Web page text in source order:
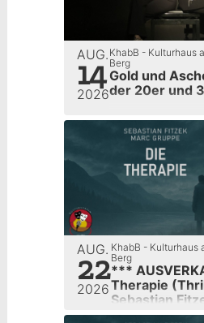
AUG.
14
2026
KhabB - Kulturhaus
Berg
Gold und
der 20er und
AUG.
22
2026
KhabB - Kulturhaus
Berg
***
Therapie
Sebastian
Kulturverein